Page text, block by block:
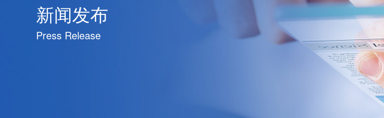
新闻发布
Press Release